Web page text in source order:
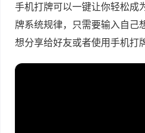
手机打牌可以一键让你轻松成
牌系统规律，只需要输入自己
想分享给好友或者使用手机打